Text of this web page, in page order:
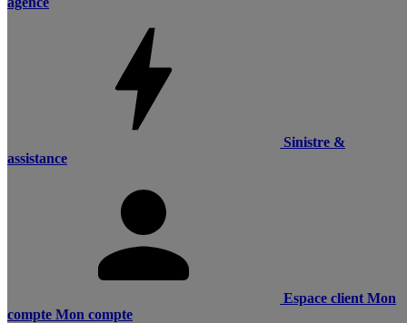
Sinistre &
assistance
Espace client Mon
compte Mon compte